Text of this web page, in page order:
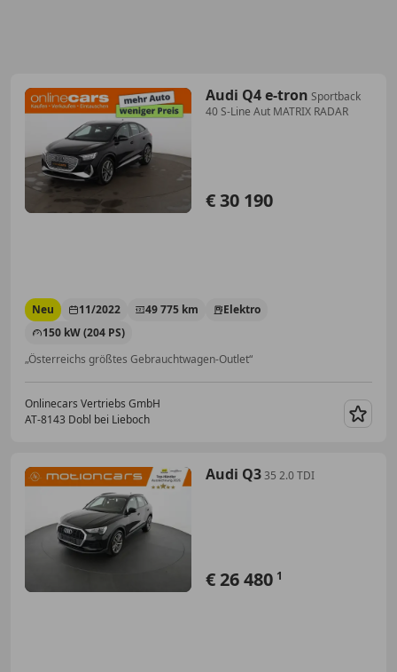
Audi Q4 e-tron Sportback
40 S-Line Aut MATRIX RADAR
€ 30 190
Neu 11/2022 49 775 km
Elektro
150 kW (204 PS)
„Österreichs größtes Gebrauchtwagen-Outlet“
Onlinecars Vertriebs GmbH
AT-8143 Dobl bei Lieboch
Audi Q335 2.0 TDI
€ 26 480 1